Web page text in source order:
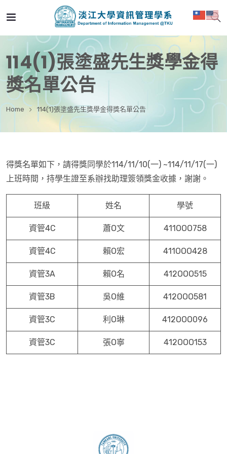
114(1)張塗盛先生獎學金得
獎名單公告
Home 114(1)張塗盛先生獎學金得獎名單公告
得獎名單如下，請得獎同學於114/11/10(一) ~114/11/17(一)
上班時間，持學生證至系辦找助理簽領獎金收據，謝謝。
班級 姓名 學號
資管4C 蕭O文 411OOO758
資管4C 賴O宏 411OOO428
資管3A 賴O名 412OOO515
資管3B 吳O維 412OOO581
資管3C 利O琳 412OOO096
資管3C 張O寧 412OOO153